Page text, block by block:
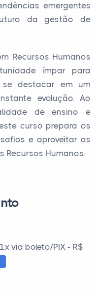
emergentes
da gestão de
Recursos Humanos
ímpar para
se destacar em um
evolução. Ao
de ensino e
curso prepara os
e aproveitar as
Humanos.
via boleto/PIX - R$